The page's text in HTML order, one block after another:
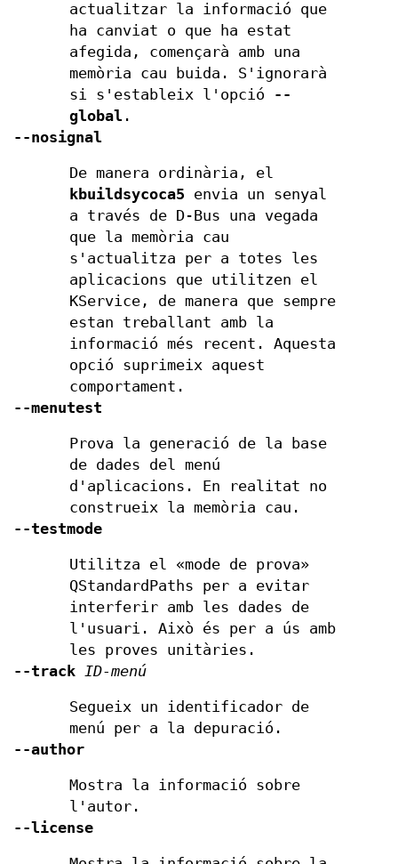
actualitzar la informació que
ha canviat o que ha estat
afegida, començarà amb una
memòria cau buida. S'ignorarà
si s'estableix l'opció --
global .
--nosignal
De manera ordinària, el
kbuildsycoca5 envia un senyal
a través de D-Bus una vegada
que la memòria cau
s'actualitza per a totes les
aplicacions que utilitzen el
KService, de manera que sempre
estan treballant amb la
informació més recent. Aquesta
opció suprimeix aquest
comportament.
--menutest
Prova la generació de la base
de dades del menú
d'aplicacions. En realitat no
construeix la memòria cau.
--testmode
Utilitza el «mode de prova»
QStandardPaths per a evitar
interferir amb les dades de
l'usuari. Això és per a ús amb
les proves unitàries.
--track ID-menú
Segueix un identificador de
menú per a la depuració.
--author
Mostra la informació sobre
l'autor.
--license